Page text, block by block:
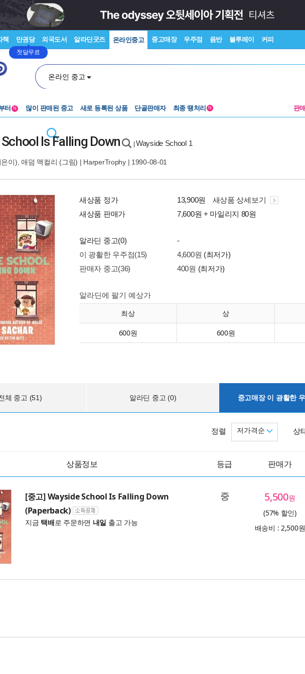
책 만권당
첫달무료
외국도서 알라딘굿즈 온라인중고 중고매장 우주점 음반 블루레이 커피
온라인 중고
터
N 많이 판매된 중고 새로 등록된 상품 단골판매자 최종 땡처리 N 판
Is Falling Down |Wayside School 1
은이),애덤 맥컬리 (그림) | HarperTrophy| 1990-08-01
새상품 정가 13,900원
새상품 상세보기
새상품 판매가
7,600원 + 마일리지 80원
알라딘 중고(0)
-
이 광활한 우주점(15)
4,600원 (최저가)
판매자 중고(36)
400원 (최저가)
알라딘에 팔기 예상가
최상 상
600원 600원
체 중고 (51) 알라딘 중고 (0) 중고매장 이 광활한
상
정렬 저가격순
상품정보 등급 판매가
[중고] Wayside School Is Falling Down
(Paperback)
지금 택배로 주문하면 내일 출고 가능
중 5,500원
(57% 할인)
배송비 : 2,500원